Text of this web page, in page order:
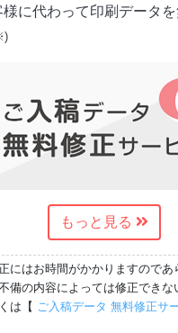
に代わって印刷データ
もっと見る
にはお時間がかかりますのであ
備の内容によっては修正でき
は【 ご入稿データ 無料修正サ